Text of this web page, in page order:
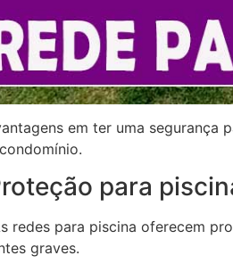
em ter uma
para
redes para piscina oferecem
graves.